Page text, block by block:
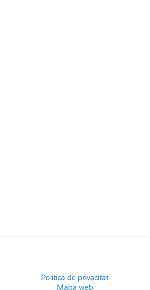
Política de privacitat
Mapa web